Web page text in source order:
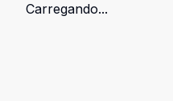
Carregando...